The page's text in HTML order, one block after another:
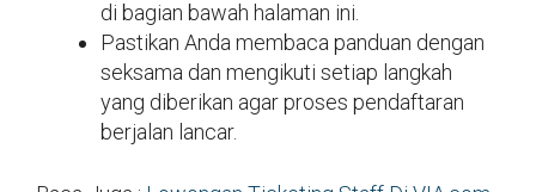
di bagian bawah halaman ini.
Pastikan Anda membaca panduan dengan
seksama dan mengikuti setiap langkah
yang diberikan agar proses pendaftaran
berjalan lancar.